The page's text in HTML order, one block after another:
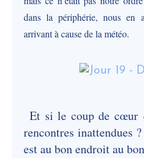
dans la périphérie, nous en
arrivant à cause de la météo.
Et si le coup de cœur
rencontres inattendues
est au bon endroit au